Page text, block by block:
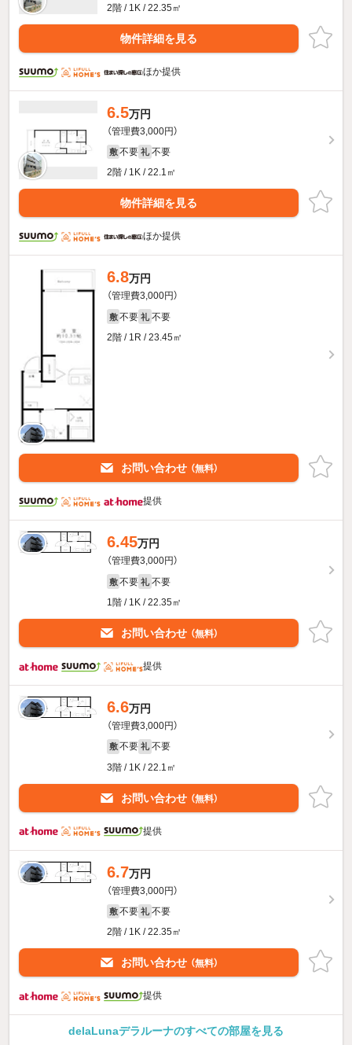
2階 / 1K / 22.35㎡
物件詳細を見る
ほか提供
6.5万円
（管理費3,000円）
敷 不要 礼 不要
2階 / 1K / 22.1㎡
物件詳細を見る
ほか提供
6.8万円
（管理費3,000円）
敷 不要 礼 不要
2階 / 1R / 23.45㎡
お問い合わせ （無料）
提供
6.45万円
（管理費3,000円）
敷 不要 礼 不要
1階 / 1K / 22.35㎡
お問い合わせ （無料）
提供
6.6万円
（管理費3,000円）
敷 不要 礼 不要
3階 / 1K / 22.1㎡
お問い合わせ （無料）
提供
6.7万円
（管理費3,000円）
敷 不要 礼 不要
2階 / 1K / 22.35㎡
お問い合わせ （無料）
提供
delaLunaデラルーナのすべての部屋を見る